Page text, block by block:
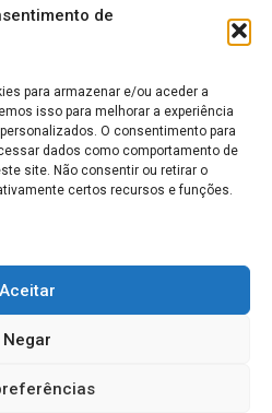
de
para armazenar e/ou aceder a
isso para melhorar a experiência
O consentimento para
dados como comportamento de
site. Não consentir ou retirar o
certos recursos e funções.
Aceitar
Negar
da terceira Idade
Partilhar:
idosos é dedutível no